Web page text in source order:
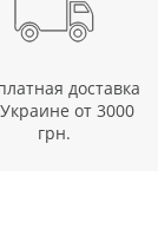
доставка
от 3000
грн.